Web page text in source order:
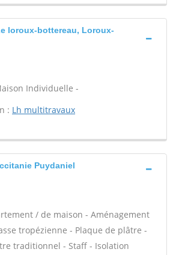
loroux-bottereau, Loroux-
Individuelle -
: Lh multitravaux
Puydaniel
/ de maison - Aménagement
tropézienne - Plaque de plâtre -
traditionnel - Staff - Isolation